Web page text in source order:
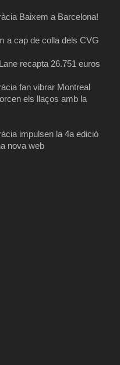
Baixem a Barcelona!
a cap de colla dels CVG
recapta 26.751 euros
fan vibrar Montreal
els llaços amb la
impulsen la 4a edició
nova web